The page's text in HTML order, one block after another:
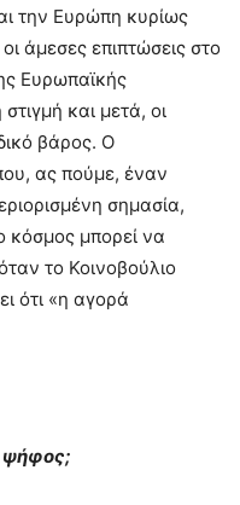
την Ευρώπη κυρίως
άμεσες επιπτώσεις στο
Ευρωπαϊκής
και μετά, οι
βάρος. Ο
ας πούμε, έναν
σημασία,
κόσμος μπορεί να
το Κοινοβούλιο
ότι «η αγορά
ψήφος;